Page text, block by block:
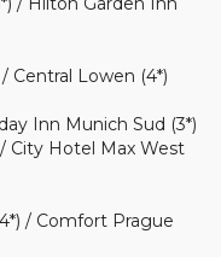
/ Central Lowen (4*)
Inn Munich Sud (3*)
City Hotel Max West
/ Comfort Prague